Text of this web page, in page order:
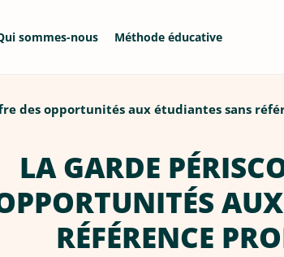
sommes-nous Méthode éducative
des opportunités aux étudiantes sans
LA GARDE
RÉFÉRENCE